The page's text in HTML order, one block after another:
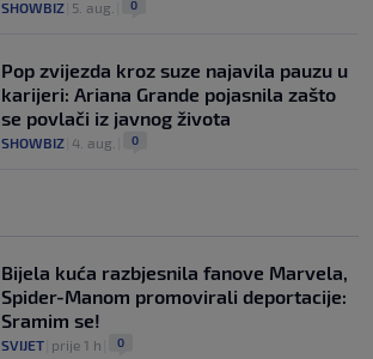
SHOWBIZ 5. aug. 0
Pop zvijezda kroz suze najavila pauzu u
karijeri: Ariana Grande pojasnila zašto
se povlači iz javnog života
SHOWBIZ 4. aug. 0
Bijela kuća razbjesnila fanove Marvela,
Spider-Manom promovirali deportacije:
Sramim se!
SVIJET prije 1 h 0